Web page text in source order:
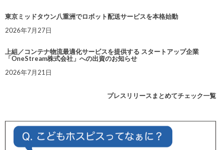
東京ミッドタウン八重洲でロボット配送サービスを本格始動
2026年7月27日
上組／コンテナ物流最適化サービスを提供する スタートアップ企業
「OneStream株式会社」への出資のお知らせ
2026年7月21日
プレスリリースまとめてチェック一覧